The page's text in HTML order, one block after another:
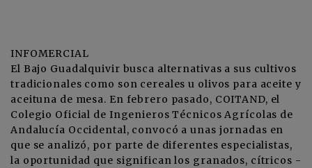
INFOMERCIAL
El Bajo Guadalquivir busca alternativas a sus cultivos
tradicionales como son cereales u olivos para aceite y
aceituna de mesa. En febrero pasado, COITAND, el
Colegio Oficial de Ingenieros Técnicos Agrícolas de
Andalucía Occidental, convocó a unas jornadas en
que se analizó, por parte de diferentes especialistas,
la oportunidad que significan los granados, cítricos -